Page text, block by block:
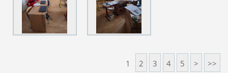
1 2 3 4 5 > >>